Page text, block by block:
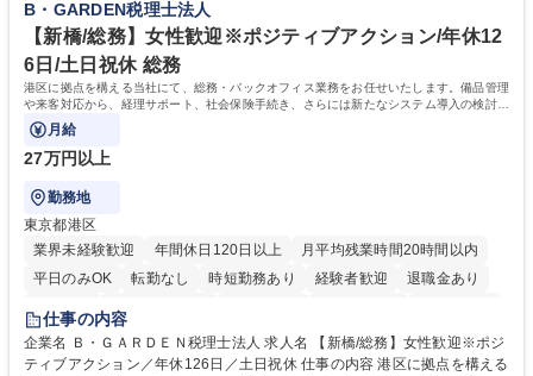
B・GARDEN税理士法人
【新橋/総務】女性歓迎※ポジティブアクション/年休12
6日/土日祝休 総務
港区に拠点を構える当社にて、総務・バックオフィス業務をお任せいたします。備品管理
や来客対応から、経理サポート、社会保険手続き、さらには新たなシステム導入の検討ま
で、幅広く組織を支える役割です。
月給
27万円以上
勤務地
東京都港区
業界未経験歓迎
年間休日120日以上
月平均残業時間20時間以内
平日のみOK
転勤なし 時短勤務あり 経験者歓迎
退職金あり
賞与あり
完全週休2日制
服装自由
仕事の内容
企業名 Ｂ・ＧＡＲＤＥＮ税理士法人 求人名 【新橋/総務】女性歓迎※ポジ
ティブアクション／年休126日／土日祝休 仕事の内容 港区に拠点を構える